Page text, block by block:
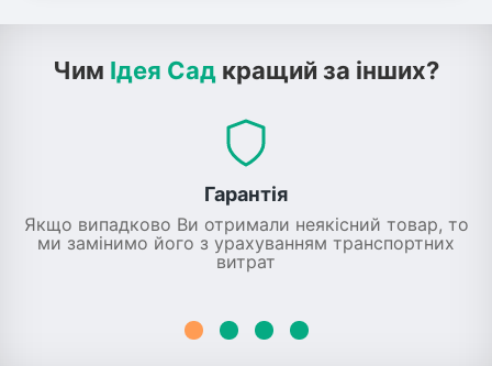
Чим Ідея Сад кращий за інших?
Гарантія
Якщо випадково Ви отримали неякісний товар, то
ми замінимо його з урахуванням транспортних
витрат